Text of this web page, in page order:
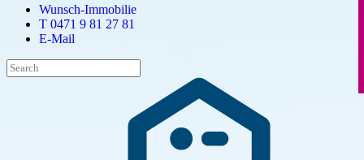
Wunsch-Immobilie
T 0471 9 81 27 81
E-Mail